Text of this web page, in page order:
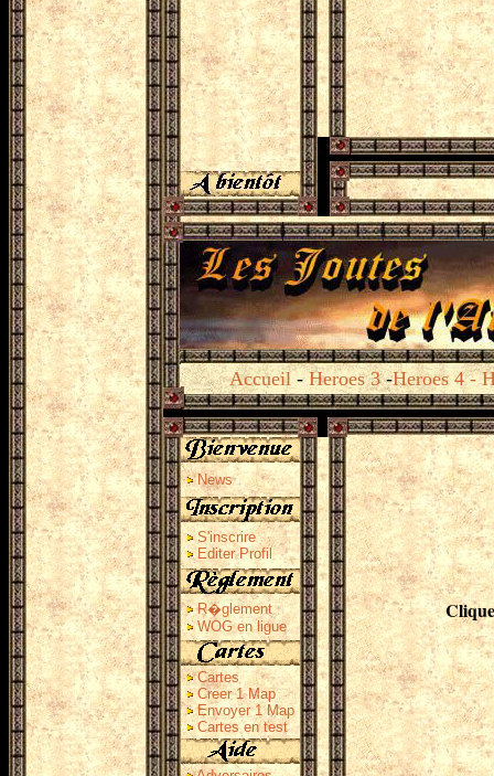
Accueil-Heroes 3-Heroes 4-
News
S'inscrire
Editer Profil
R�glement
WOG en ligue
Cartes
Creer 1 Map
Envoyer 1 Map
Cartes en test